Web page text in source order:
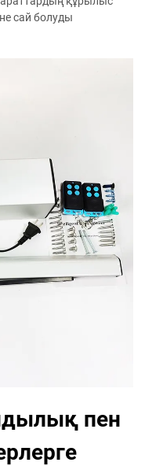
сай болуды
пен